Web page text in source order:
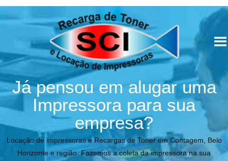
Já pensou em alugar uma
Impressora para sua
empresa?
Locação de impressoras e Recargas de Toner em Contagem, Belo
Horizonte e região. Fazemos a coleta da impressora na sua